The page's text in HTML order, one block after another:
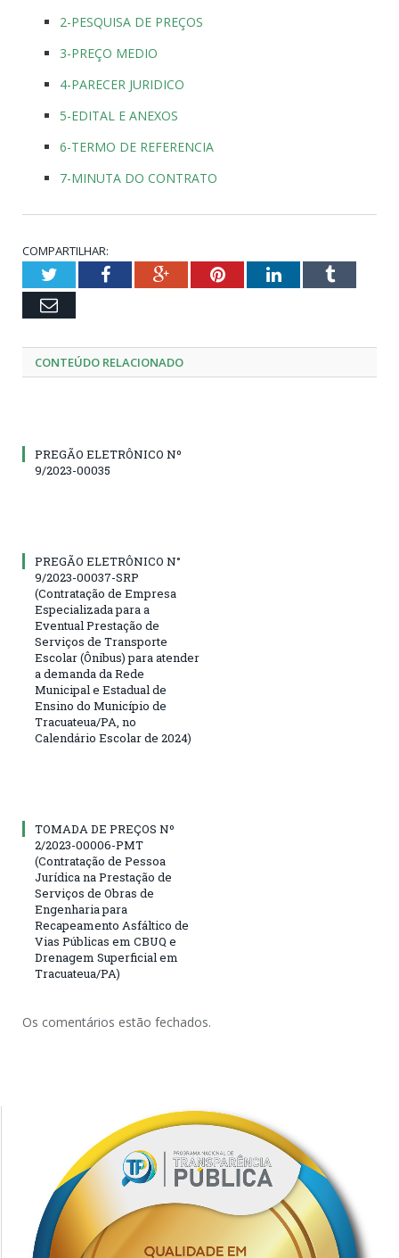
2-PESQUISA DE PREÇOS
3-PREÇO MEDIO
4-PARECER JURIDICO
5-EDITAL E ANEXOS
6-TERMO DE REFERENCIA
7-MINUTA DO CONTRATO
COMPARTILHAR:
TwitterFacebookGoogle+PinterestLinkedInTumblr
Email
CONTEÚDO RELACIONADO
PREGÃO ELETRÔNICO Nº
9/2023-00035
PREGÃO ELETRÔNICO N°
9/2023-00037-SRP
(Contratação de Empresa
Especializada para a
Eventual Prestação de
Serviços de Transporte
Escolar (Ônibus) para atender
a demanda da Rede
Municipal e Estadual de
Ensino do Município de
Tracuateua/PA, no
Calendário Escolar de 2024)
TOMADA DE PREÇOS Nº
2/2023-00006-PMT
(Contratação de Pessoa
Jurídica na Prestação de
Serviços de Obras de
Engenharia para
Recapeamento Asfáltico de
Vias Públicas em CBUQ e
Drenagem Superficial em
Tracuateua/PA)
Os comentários estão fechados.